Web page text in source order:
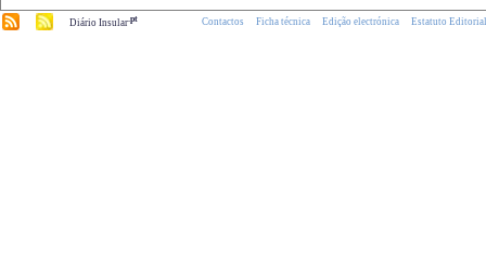
Diário Insular.pt Contactos Ficha técnica Edição electrónica Estatuto Editorial